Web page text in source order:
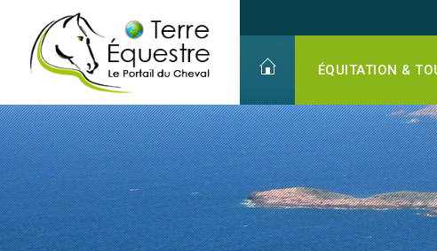
Séjours à laFerme équestre
ÉQUITATION &